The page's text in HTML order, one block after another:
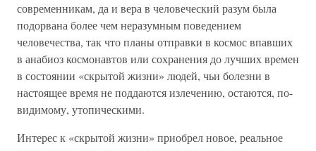
современникам, да и вера в человеческий разум была
подорвана более чем неразумным поведением
человечества, так что планы отправки в космос впавших
в анабиоз космонавтов или сохранения до лучших времен
в состоянии «скрытой жизни» людей, чьи болезни в
настоящее время не поддаются излечению, остаются, по-
видимому, утопическими.
Интерес к «скрытой жизни» приобрел новое, реальное